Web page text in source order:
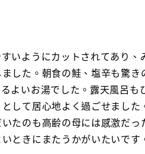
いようにカットされてあり
した。朝食の鮭、塩辛も驚き
よいお湯でした。露天風呂も
して居心地よく過ごせました
たのも高齢の母には感激だっ
ときにまたうかがいたいです